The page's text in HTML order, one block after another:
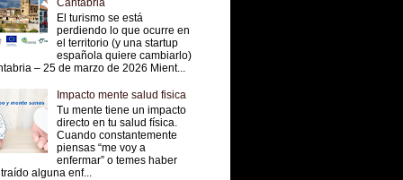
Cantabria
El turismo se está
perdiendo lo que ocurre en
el territorio (y una startup
española quiere cambiarlo)
– 25 de marzo de 2026 Mient...
Impacto mente salud fisica
Tu mente tiene un impacto
directo en tu salud física.
Cuando constantemente
piensas “me voy a
enfermar” o temes haber
alguna enf...